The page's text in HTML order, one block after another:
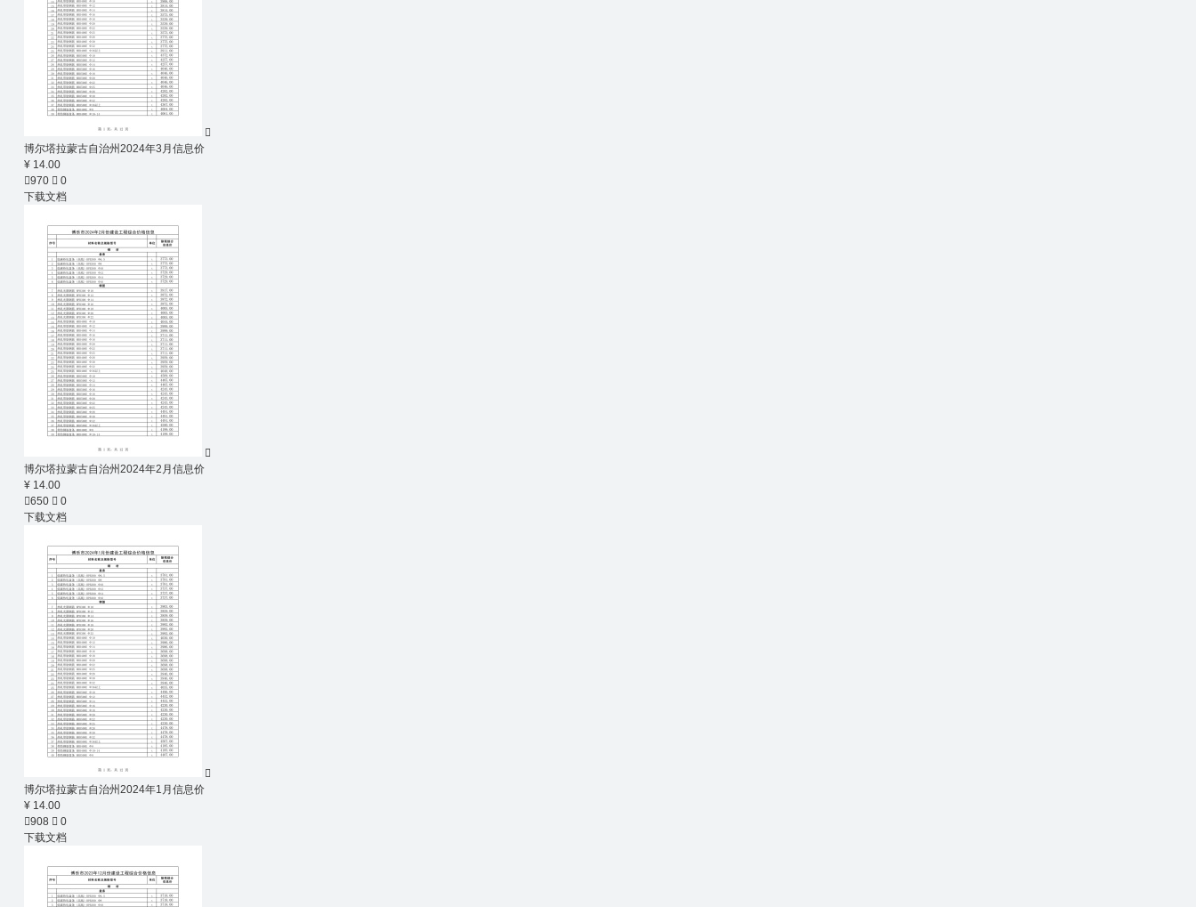

博尔塔拉蒙古自治州2024年3月信息价
¥ 14.00
970  0
下载文档

博尔塔拉蒙古自治州2024年2月信息价
¥ 14.00
650  0
下载文档

博尔塔拉蒙古自治州2024年1月信息价
¥ 14.00
908  0
下载文档